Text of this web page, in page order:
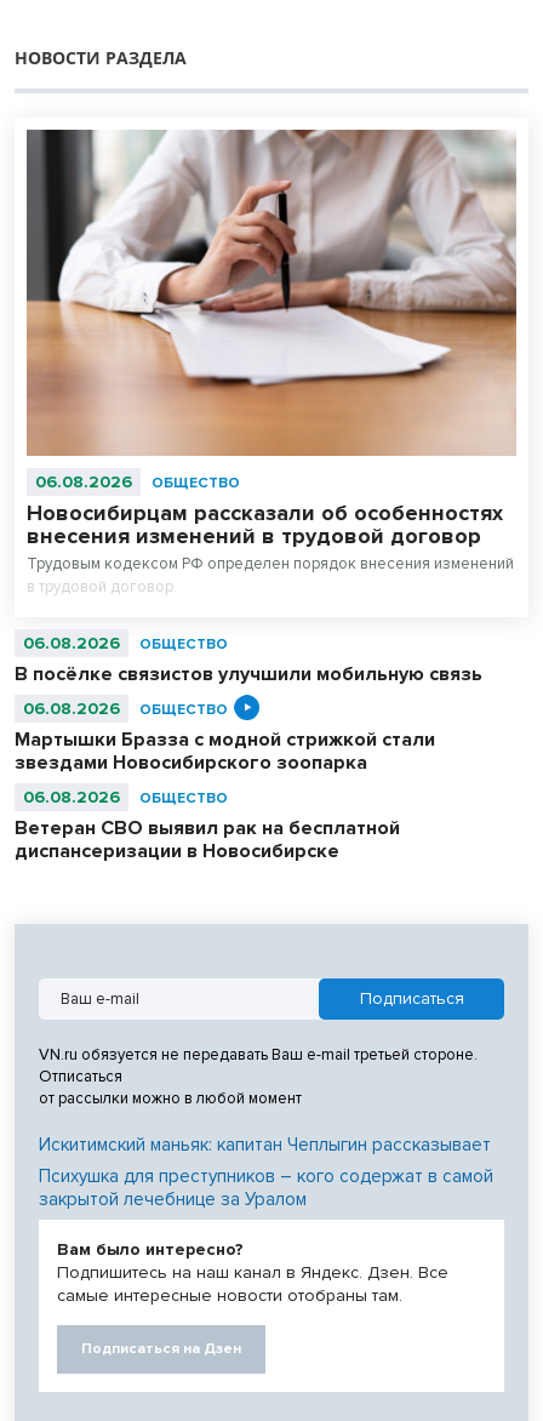
НОВОСТИ РАЗДЕЛА
06.08.2026 ОБЩЕСТВО
Новосибирцам рассказали об особенностях
внесения изменений в трудовой договор
Трудовым кодексом РФ определен порядок внесения изменений
в трудовой договор.
06.08.2026 ОБЩЕСТВО
В посёлке связистов улучшили мобильную связь
06.08.2026 ОБЩЕСТВО
Мартышки Бразза с модной стрижкой стали
звездами Новосибирского зоопарка
06.08.2026 ОБЩЕСТВО
Ветеран СВО выявил рак на бесплатной
диспансеризации в Новосибирске
VN.ru обязуется не передавать Ваш e-mail третьей стороне.
Отписаться
от рассылки можно в любой момент
Искитимский маньяк: капитан Чеплыгин рассказывает
Психушка для преступников – кого содержат в самой
закрытой лечебнице за Уралом
Вам было интересно?
Подпишитесь на наш канал в Яндекс. Дзен. Все
самые интересные новости отобраны там.
Подписаться на Дзен